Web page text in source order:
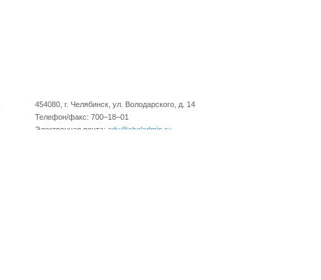
454080, г. Челябинск, ул. Володарского, д. 14
Телефон/факс: 700–18–01
Электронная почта: edu@cheladmin.ru